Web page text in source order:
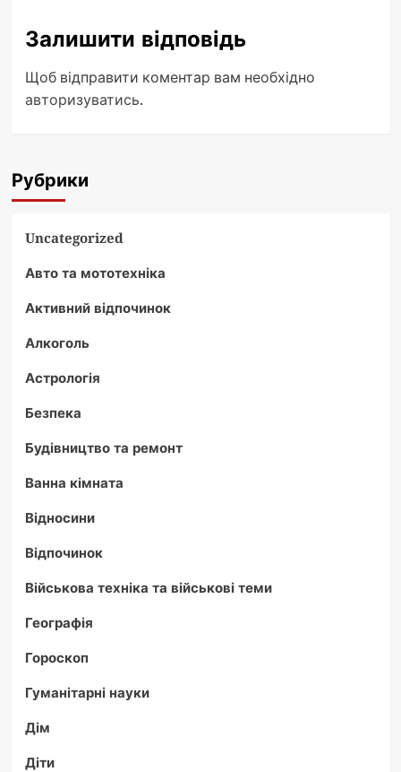
Залишити відповідь
Щоб відправити коментар вам необхідно
авторизуватись.
Рубрики
Uncategorized
Авто та мототехніка
Активний відпочинок
Алкоголь
Астрологія
Безпека
Будівництво та ремонт
Ванна кімната
Відносини
Відпочинок
Військова техніка та військові теми
Географія
Гороскоп
Гуманітарні науки
Дім
Діти